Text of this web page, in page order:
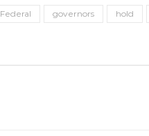
Federal governors hold